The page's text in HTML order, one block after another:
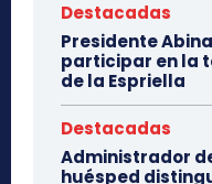
Destacadas
Presidente
participar en la
de la Espriella
Destacadas
Administrador
huésped